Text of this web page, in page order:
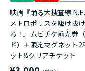
映画『踊る大捜査線
メトロポリスを駆け抜け
ろ！』ムビチケ前売券
ド）＋限定マグネット2
ット&クリアチケット